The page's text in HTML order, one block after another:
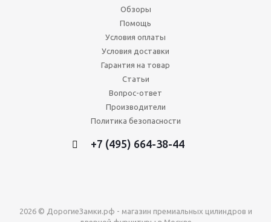
Обзоры
Помощь
Условия оплаты
Условия доставки
Гарантия на товар
Статьи
Вопрос-ответ
Производители
Политика безопасности
+7 (495) 664-38-44
2026 © ДорогиеЗамки.рф - магазин премиальных цилиндров и